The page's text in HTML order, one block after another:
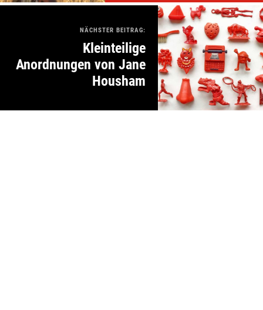
NÄCHSTER BEITRAG:
Kleinteilige
Anordnungen von Jane
Housham